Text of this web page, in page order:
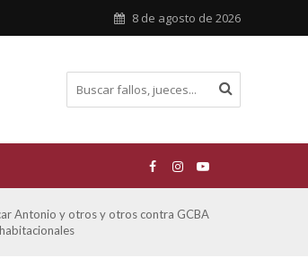
8 de agosto de 2026
Antonio y otros y otros contra GCBA